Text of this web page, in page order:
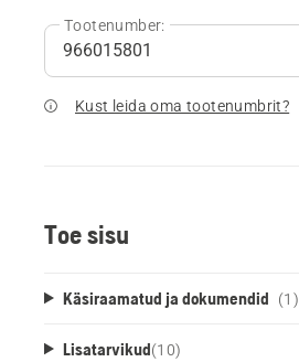
Tootenumber:
Kust leida oma tootenumbrit?
Toe sisu
Käsiraamatud ja dokumendid (1)
Lisatarvikud(10)